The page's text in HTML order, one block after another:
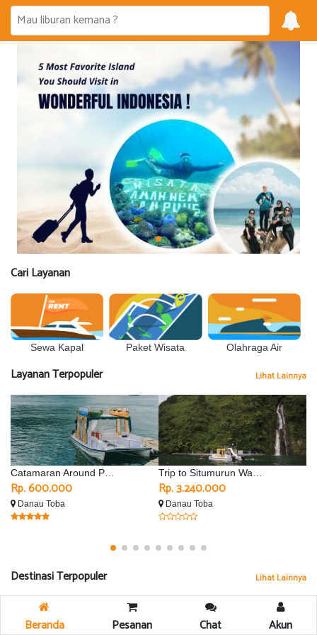
Cari Layanan
Sewa Kapal Paket Wisata Olahraga Air
Layanan Terpopuler Lihat Lainnya
Rp. 600.000
Danau Toba
Rp. 3.240.000
Danau Toba
Destinasi Terpopuler Lihat Lainnya
Beranda Pesanan Chat Akun